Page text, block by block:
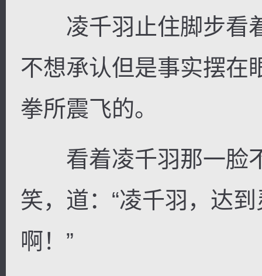
凌千羽止住脚步看
不想承认但是事实摆在
拳所震飞的。
看着凌千羽那一脸
笑，道：“凌千羽，达
啊！”